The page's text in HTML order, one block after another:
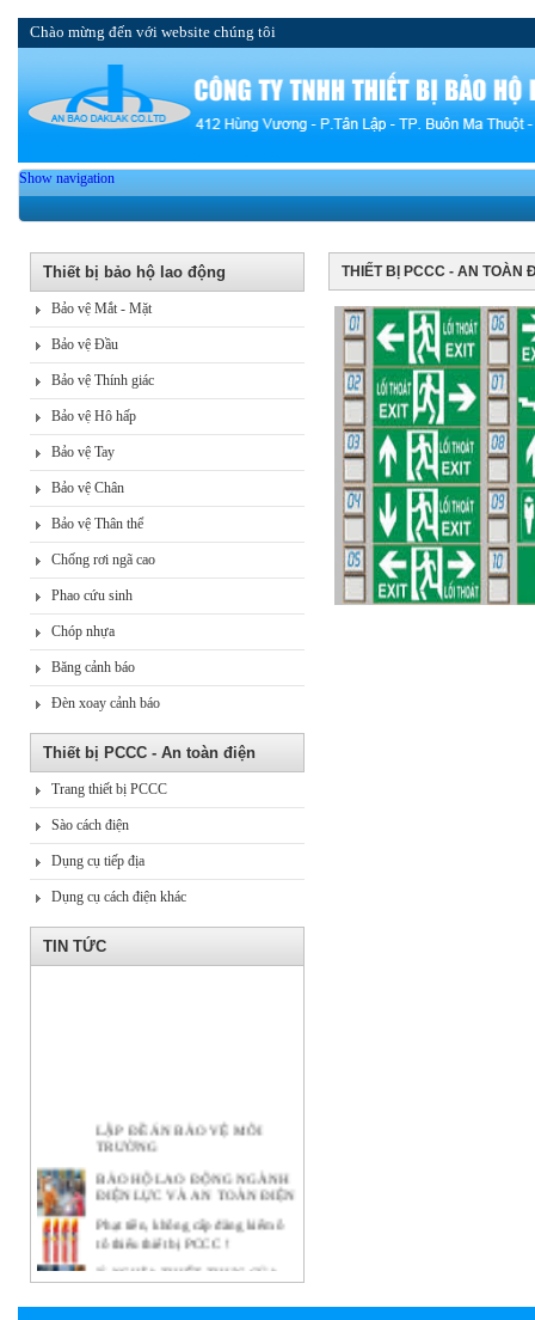
Chào mừng đến với website chúng tôi
Show navigation
Thiết bị bảo hộ lao động
Bảo vệ Mắt - Mặt
Bảo vệ Đầu
Bảo vệ Thính giác
Bảo vệ Hô hấp
Bảo vệ Tay
Bảo vệ Chân
Bảo vệ Thân thể
Chống rơi ngã cao
Phao cứu sinh
Chóp nhựa
Băng cảnh báo
Đèn xoay cảnh báo
Thiết bị PCCC - An toàn điện
Trang thiết bị PCCC
Sào cách điện
Dụng cụ tiếp địa
Dụng cụ cách điện khác
TIN TỨC
LẬP ĐỀ ÁN BẢO VỆ MÔI
TRƯỜNG
BẢO HỘ LAO ĐỘNG NGÀNH
ĐIỆN LỰC VÀ AN TOÀN ĐIỆN
Phạt tiền, không cấp đăng kiểm ô
tô thiếu thiết bị PCCC !
Ý NGHĨA THIẾT THỰC CỦA
CÔNG TÁC BẢO HỘ LAO
THIẾT BỊ PCCC - AN TOÀN